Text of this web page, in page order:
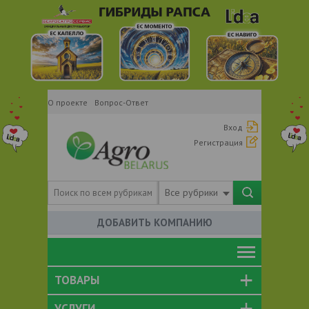
О проекте Вопрос-Ответ
Вход
Регистрация
Все рубрики
ДОБАВИТЬ КОМПАНИЮ
ТОВАРЫ